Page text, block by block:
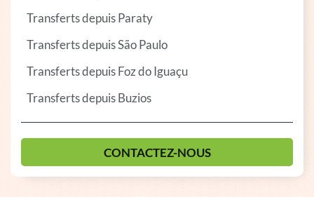
Transferts depuis Paraty
Transferts depuis São Paulo
Transferts depuis Foz do Iguaçu
Transferts depuis Buzios
CONTACTEZ-NOUS